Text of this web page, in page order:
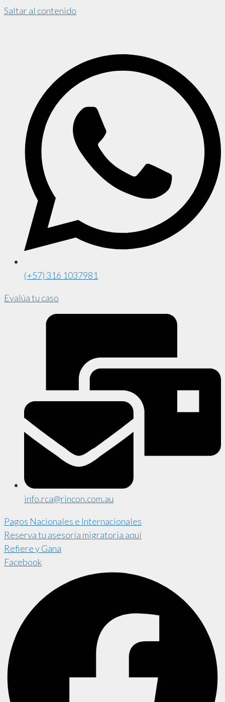
Saltar al contenido
(+57) 316 1037981
Evalúa tu caso
info.rca@rincon.com.au
Pagos Nacionales e Internacionales
Reserva tu asesoría migratoria aquí
Refiere y Gana
Facebook